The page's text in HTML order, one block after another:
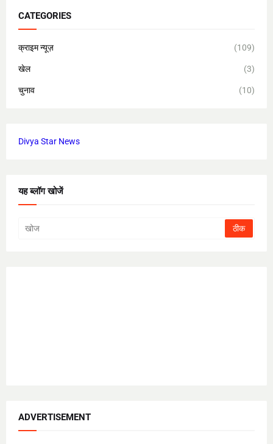
CATEGORIES
क्राइम न्यूज़ (109)
खेल (3)
चुनाव (10)
Divya Star News
यह ब्लॉग खोजें
ADVERTISEMENT